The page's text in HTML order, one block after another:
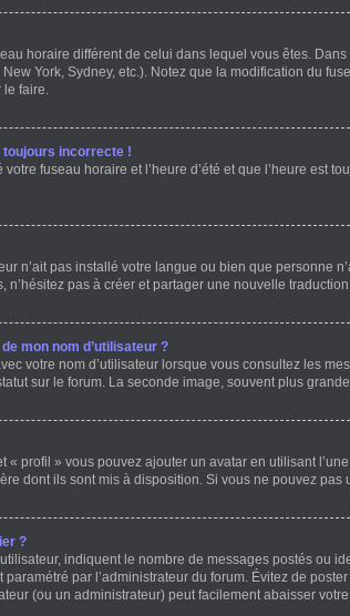
horaire différent de celui dans lequel vous êtes.
York, Sydney, etc.). Notez que la modification du
faire.
toujours incorrecte !
fuseau horaire et l’heure d’été et que l’heure
n’ait pas installé votre langue ou bien que personne
n’hésitez pas à créer et partager une nouvelle
mon nom d’utilisateur ?
votre nom d’utilisateur lorsque vous consultez les
sur le forum. La seconde image, souvent plus
« profil » vous pouvez ajouter un avatar en utilisant
dont ils sont mis à disposition. Si vous ne pouvez pas
?
indiquent le nombre de messages postés
paramétré par l’administrateur du forum. Évitez de
(ou un administrateur) peut facilement abaisser